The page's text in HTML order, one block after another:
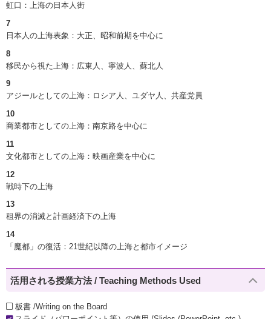
虹口：上海の日本人街
7
日本人の上海表象：大正、昭和前期を中心に
8
移民から視た上海：広東人、寧波人、蘇北人
9
アジールとしての上海：ロシア人、ユダヤ人、共産党員
10
商業都市としての上海：南京路を中心に
11
文化都市としての上海：映画産業を中心に
12
戦時下の上海
13
租界の消滅と計画経済下の上海
14
「魔都」の復活：21世紀以降の上海と都市イメージ
活用される授業方法 / Teaching Methods Used
板書 /Writing on the Board